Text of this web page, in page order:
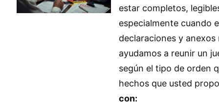
estar completos,
especialmente cuando
declaraciones y
ayudamos a reunir un
según el tipo de orden
hechos que usted
con: